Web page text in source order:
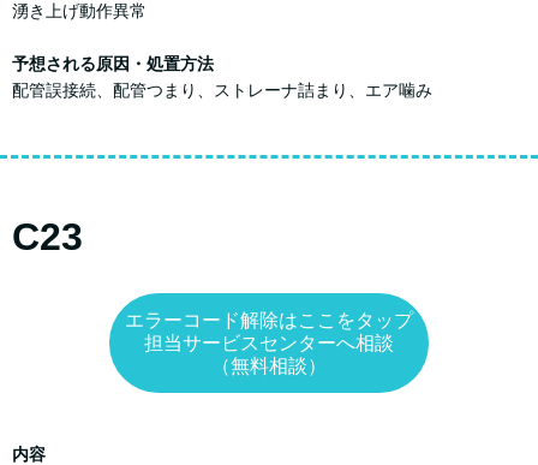
湧き上げ動作異常
予想される原因・処置方法
配管誤接続、配管つまり、ストレーナ詰まり、エア噛み
C23
エラーコード解除はここをタップ
担当サービスセンターへ相談
（無料相談）
内容